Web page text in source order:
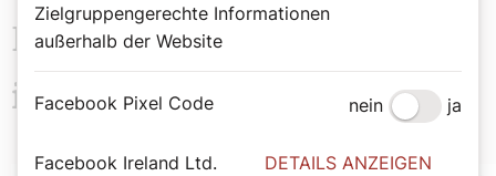
Das könnte Sie auch
interessieren
Zielgruppengerechte Informationen
außerhalb der Website
Facebook Pixel Code nein ja
Facebook Ireland Ltd. DETAILS ANZEIGEN